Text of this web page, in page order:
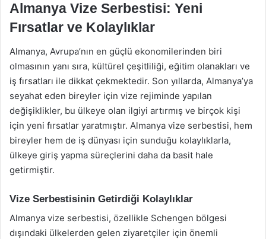
Almanya Vize Serbestisi: Yeni
Fırsatlar ve Kolaylıklar
Almanya, Avrupa’nın en güçlü ekonomilerinden biri
olmasının yanı sıra, kültürel çeşitliliği, eğitim olanakları ve
iş fırsatları ile dikkat çekmektedir. Son yıllarda, Almanya’ya
seyahat eden bireyler için vize rejiminde yapılan
değişiklikler, bu ülkeye olan ilgiyi artırmış ve birçok kişi
için yeni fırsatlar yaratmıştır. Almanya vize serbestisi, hem
bireyler hem de iş dünyası için sunduğu kolaylıklarla,
ülkeye giriş yapma süreçlerini daha da basit hale
getirmiştir.
Vize Serbestisinin Getirdiği Kolaylıklar
Almanya vize serbestisi, özellikle Schengen bölgesi
dışındaki ülkelerden gelen ziyaretçiler için önemli